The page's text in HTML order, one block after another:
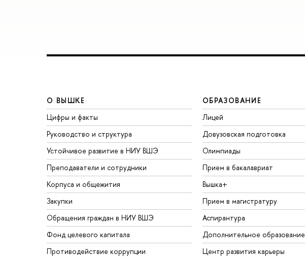
О ВЫШКЕ
Цифры и факты
Руководство и структура
Устойчивое развитие в НИУ ВШЭ
Преподаватели и сотрудники
Корпуса и общежития
Закупки
Обращения граждан в НИУ ВШЭ
Фонд целевого капитала
Противодействие коррупции
ОБРАЗОВАНИЕ
Лицей
Довузовская подготовка
Олимпиады
Прием в бакалавриат
Вышка+
Прием в магистратуру
Аспирантура
Дополнительное образование
Центр развития карьеры